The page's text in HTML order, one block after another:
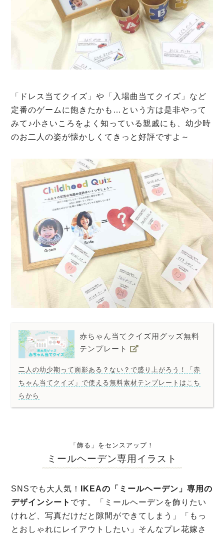
「ドレス当てクイズ」や「入場曲当てクイズ」など
定番のゲームに飽きたかも…という方は是非やって
みて♪小さいころをよく知っている親戚にも、幼少時
のお二人の姿が懐かしくてきっと好評ですよ～
赤ちゃん当てクイズ用グッズ無料
テンプレート
二人の幼少期って面影ある？ない？で盛り上がろう！「赤
ちゃん当てクイズ」で使える無料素材テンプレートはこち
らから
「飾る」をセンスアップ！
ミールヘーデン専用イラスト
SNSでも大人気！
IKEAの「ミールヘーデン」専用の
デザインシート です。「ミールヘーデンを飾りたい
けれど、写真だけだと隙間ができてしまう」「もっ
とおしゃれにレイアウトしたい」そんなプレ花嫁さ